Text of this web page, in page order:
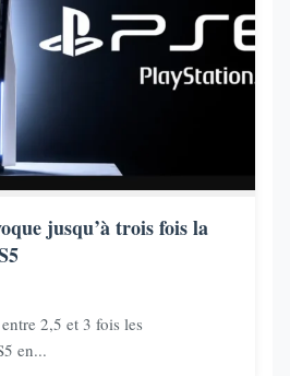
jusqu’à trois fois la
2,5 et 3 fois les
en...